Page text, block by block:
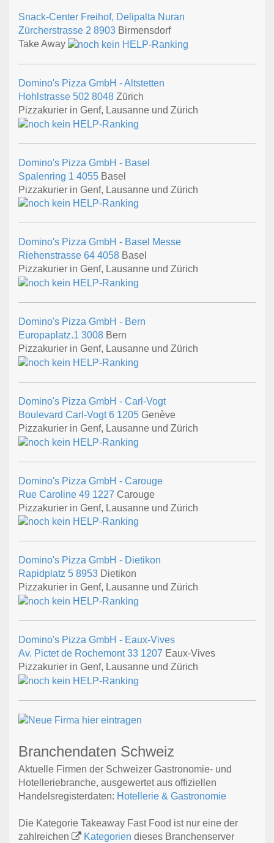
Snack-Center Freihof, Delipalta Nuran
Zürcherstrasse 2 8903 Birmensdorf
Take Away
Domino's Pizza GmbH - Altstetten
Hohlstrasse 502 8048 Zürich
Pizzakurier in Genf, Lausanne und Zürich
Domino's Pizza GmbH - Basel
Spalenring 1 4055 Basel
Pizzakurier in Genf, Lausanne und Zürich
Domino's Pizza GmbH - Basel Messe
Riehenstrasse 64 4058 Basel
Pizzakurier in Genf, Lausanne und Zürich
Domino's Pizza GmbH - Bern
Europaplatz.1 3008 Bern
Pizzakurier in Genf, Lausanne und Zürich
Domino's Pizza GmbH - Carl-Vogt
Boulevard Carl-Vogt 6 1205 Genève
Pizzakurier in Genf, Lausanne und Zürich
Domino's Pizza GmbH - Carouge
Rue Caroline 49 1227 Carouge
Pizzakurier in Genf, Lausanne und Zürich
Domino's Pizza GmbH - Dietikon
Rapidplatz 5 8953 Dietikon
Pizzakurier in Genf, Lausanne und Zürich
Domino's Pizza GmbH - Eaux-Vives
Av. Pictet de Rochemont 33 1207 Eaux-Vives
Pizzakurier in Genf, Lausanne und Zürich
Branchendaten Schweiz
Aktuelle Firmen der Schweizer Gastronomie- und
Hotelleriebranche, ausgewertet aus offiziellen
Handelsregisterdaten: Hotellerie & Gastronomie
Die Kategorie Takeaway Fast Food ist nur eine der
zahlreichen
Kategorien dieses Branchenserver